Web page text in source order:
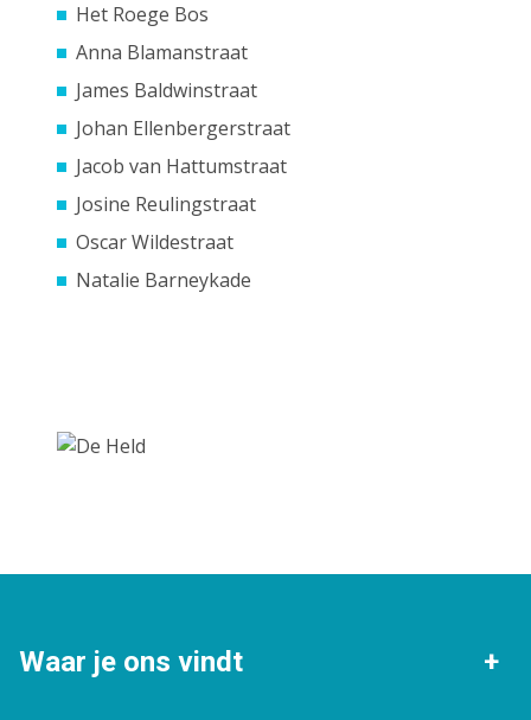
Het Roege Bos
Anna Blamanstraat
James Baldwinstraat
Johan Ellenbergerstraat
Jacob van Hattumstraat
Josine Reulingstraat
Oscar Wildestraat
Natalie Barneykade
Waar je ons vindt